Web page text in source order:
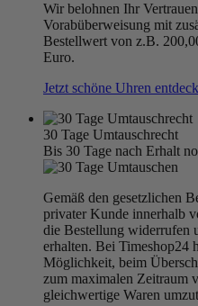
Wir belohnen Ihr
Vorabüberweisung mit
Bestellwert von z.B.
Euro.
Jetzt schöne Uhren
30 Tage Umtauschrecht
Bis 30 Tage nach Erhalt
Gemäß den gesetzlichen
privater Kunde innerhalb
die Bestellung widerrufen
erhalten. Bei Timeshop24
Möglichkeit, beim
zum maximalen Zeitraum
gleichwertige Waren